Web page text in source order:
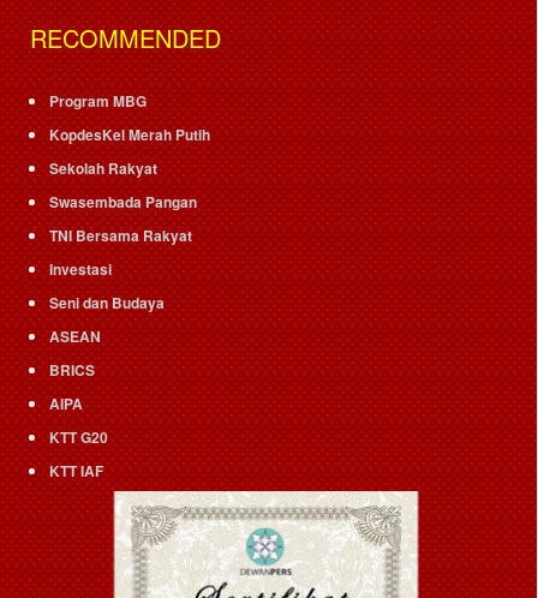
RECOMMENDED
Program MBG
KopdesKel Merah Putih
Sekolah Rakyat
Swasembada Pangan
TNI Bersama Rakyat
Investasi
Seni dan Budaya
ASEAN
BRICS
AIPA
KTT G20
KTT IAF